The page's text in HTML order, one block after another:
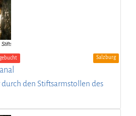
Salzburg
den Stiftsarmstollen des